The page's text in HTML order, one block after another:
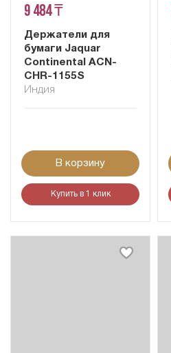
9 484 ₸
Держатели для
бумаги Jaquar
Continental ACN-
CHR-1155S
Индия
В корзину
Купить в 1 клик